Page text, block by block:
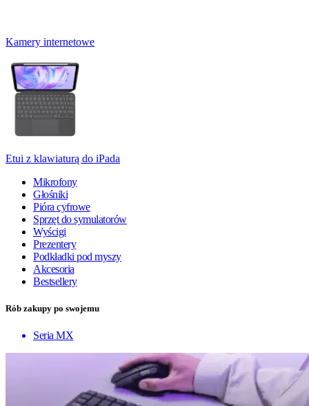
Kamery internetowe
Etui z klawiaturą do iPada
Mikrofony
Głośniki
Pióra cyfrowe
Sprzęt do symulatorów
Wyścigi
Prezentery
Podkładki pod myszy
Akcesoria
Bestsellery
Rób zakupy po swojemu
Seria MX